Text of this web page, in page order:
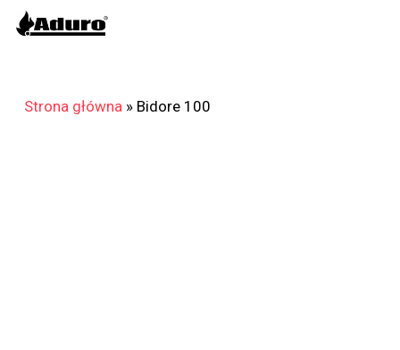
Skip
Strona główna» Bidore 100